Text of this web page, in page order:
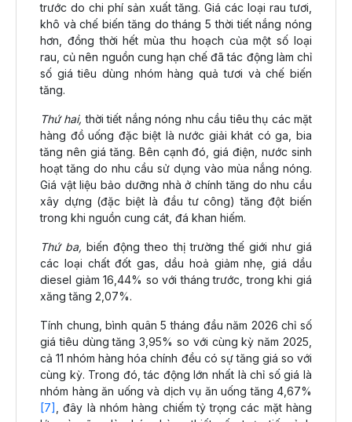
trước do chi phí sản xuất tăng. Giá các loại rau tươi,
khô và chế biến tăng do tháng 5 thời tiết nắng nóng
hơn, đồng thời hết mùa thu hoạch của một số loại
rau, củ nên nguồn cung hạn chế đã tác động làm chỉ
số giá tiêu dùng nhóm hàng quả tươi và chế biến
tăng.
Thứ hai,thời tiết nắng nóng nhu cầu tiêu thụ các mặt
hàng đồ uống đặc biệt là nước giải khát có ga, bia
tăng nên giá tăng. Bên cạnh đó, giá điện, nước sinh
hoạt tăng do nhu cầu sử dụng vào mùa nắng nóng.
Giá vật liệu bảo dưỡng nhà ở chính tăng do nhu cầu
xây dựng (đặc biệt là đầu tư công) tăng đột biến
trong khi nguồn cung cát, đá khan hiếm.
Thứ ba, biến động theo thị trường thế giới như giá
các loại chất đốt gas, dầu hoả giảm nhẹ, giá dầu
diesel giảm 16,44% so với tháng trước, trong khi giá
xăng tăng 2,07%.
Tính chung, bình quân 5 tháng đầu năm 2026 chỉ số
giá tiêu dùng tăng 3,95% so với cùng kỳ năm 2025,
cả 11 nhóm hàng hóa chính đều có sự tăng giá so với
cùng kỳ. Trong đó, tác động lớn nhất là chỉ số giá là
nhóm hàng ăn uống và dịch vụ ăn uống tăng 4,67%
[7]
, đây là nhóm hàng chiếm tỷ trọng các mặt hàng